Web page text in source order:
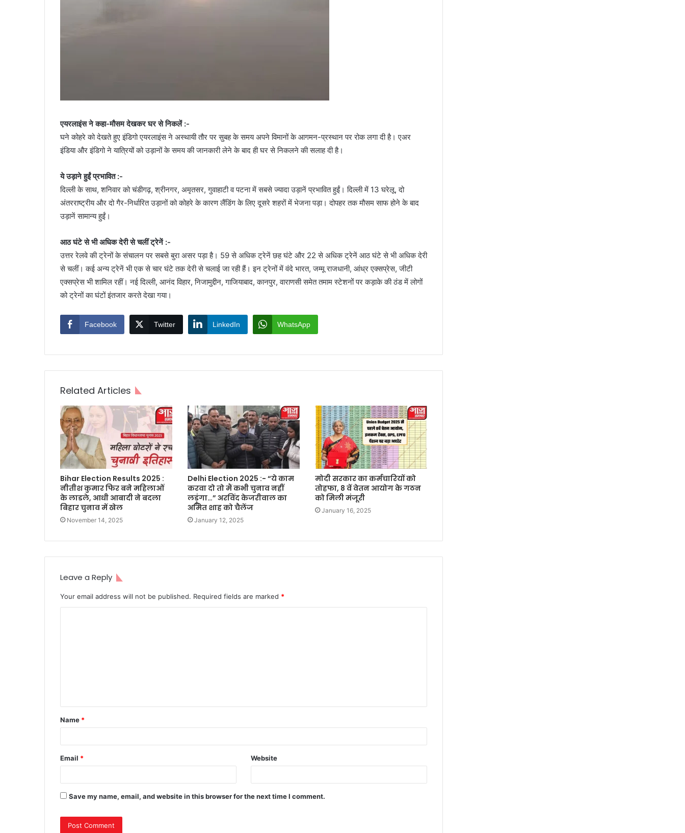
एयरलाइंस ने कहा-मौसम देखकर घर से निकलें :-
घने कोहरे को देखते हुए इंडिगो एयरलाइंस ने अस्थायी तौर पर सुबह के समय अपने विमानों के आगमन-प्रस्थान पर रोक लगा दी है। एअर
इंडिया और इंडिगो ने यात्रियों को उड़ानों के समय की जानकारी लेने के बाद ही घर से निकलने की सलाह दी है।
ये उड़ाने हुईं प्रभावित :-
दिल्ली के साथ, शनिवार को चंडीगढ़, श्रीनगर, अमृतसर, गुवाहाटी व पटना में सबसे ज्यादा उड़ानें प्रभावित हुईं। दिल्ली में 13 घरेलू, दो
अंतरराष्ट्रीय और दो गैर-निर्धारित उड़ानों को कोहरे के कारण लैंडिंग के लिए दूसरे शहरों में भेजना पड़ा। दोपहर तक मौसम साफ होने के बाद
उड़ानें सामान्य हुईं।
आठ घंटे से भी अधिक देरी से चलीं ट्रेनें :-
उत्तर रेलवे की ट्रेनों के संचालन पर सबसे बुरा असर पड़ा है। 59 से अधिक ट्रेनें छह घंटे और 22 से अधिक ट्रेनें आठ घंटे से भी अधिक देरी
से चलीं। कई अन्य ट्रेनें भी एक से चार घंटे तक देरी से चलाई जा रही हैं। इन ट्रेनों में वंदे भारत, जम्मू राजधानी, आंध्र एक्सप्रेस, जीटी
एक्सप्रेस भी शामिल रहीं। नई दिल्ली, आनंद विहार, निजामुद्दीन, गाजियाबाद, कानपुर, वाराणसी समेत तमाम स्टेशनों पर कड़ाके की ठंड में लोगों
को ट्रेनों का घंटों इंतजार करते देखा गया।
Facebook Twitter LinkedIn WhatsApp
Related Articles
Bihar Election Results 2025 :
नीतीश कुमार फिर बने महिलाओं
के लाडले, आधी आबादी ने बदला
बिहार चुनाव में खेल
November 14, 2025
Delhi Election 2025 :- “ये काम
करवा दो तो मैं कभी चुनाव नहीं
लड़ूंगा…” अरविंद केजरीवाल का
अमित शाह को चैलेंज
January 12, 2025
मोदी सरकार का कर्मचारियों को
तोहफा, 8 वें वेतन आयोग के गठन
को मिली मंजूरी
January 16, 2025
Leave a Reply
Your email address will not be published. Required fields are marked *
t
*
Name *
Email * Website
Save my name, email, and website in this browser for the next time I comment.